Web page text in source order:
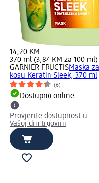
14,20 KM
370 ml (3,84 KM za 100 ml)
GARNIER FRUCTISMaska za
kosu Keratin Sleek, 370 ml
(6)
Dostupno online
Provjerite dostupnost u
Vašoj dm trgovini